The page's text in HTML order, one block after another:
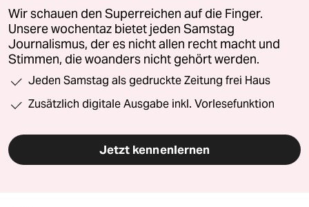
Wir schauen den Superreichen auf die Finger.
Unsere wochentaz bietet jeden Samstag
Journalismus, der es nicht allen recht macht und
Stimmen, die woanders nicht gehört werden.
Jeden Samstag als gedruckte Zeitung frei Haus
Zusätzlich digitale Ausgabe inkl. Vorlesefunktion
Jetzt kennenlernen